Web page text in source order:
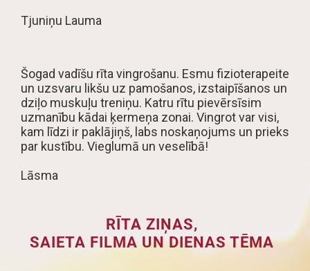
Tjuniņu Lauma
Šogad vadīšu rīta vingrošanu. Esmu fizioterapeite
un uzsvaru likšu uz pamošanos, izstaipīšanos un
dziļo muskuļu treniņu. Katru rītu pievērsīsim
uzmanību kādai ķermeņa zonai. Vingrot var visi,
kam līdzi ir paklājiņš, labs noskaņojums un prieks
par kustību. Vieglumā un veselībā!
Lāsma
RĪTA ZIŅAS,
SAIETA FILMA UN DIENAS TĒMA